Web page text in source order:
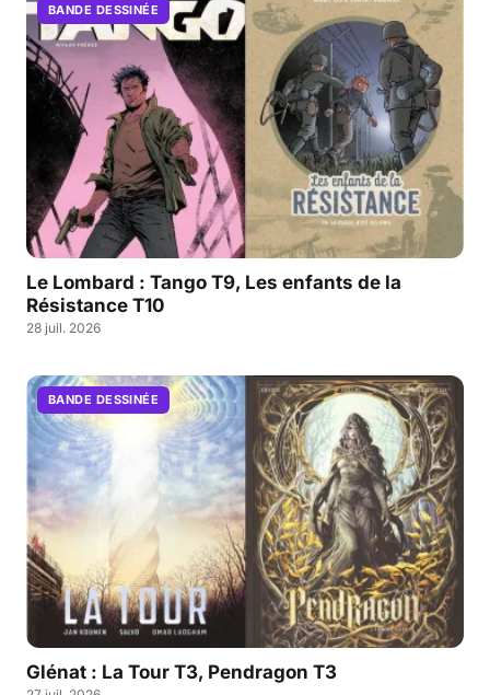
BANDE DESSINÉE
Le Lombard : Tango T9, Les enfants de la
Résistance T10
28 juil. 2026
BANDE DESSINÉE
Glénat : La Tour T3, Pendragon T3